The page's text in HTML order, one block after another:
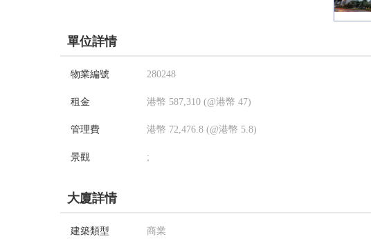
單位詳情
物業編號 280248
租金 港幣 587,310 (@港幣 47)
管理費 港幣 72,476.8 (@港幣 5.8)
景觀 ;
大廈詳情
建築類型 商業